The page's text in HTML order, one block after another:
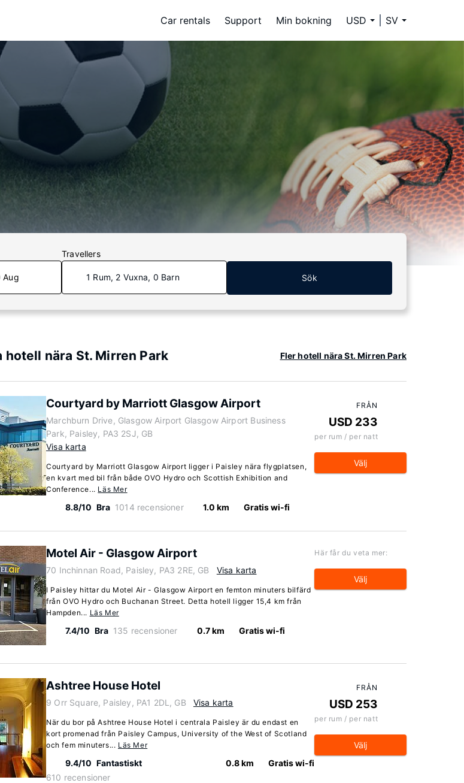
Car rentals Support Min bokning USD SV
Aug
Travellers
1 Rum, 2 Vuxna, 0 Barn Sök
hotell nära St. Mirren Park Fler hotell nära St. Mirren Park
Courtyard by Marriott Glasgow Airport
Marchburn Drive, Glasgow Airport Glasgow Airport Business
Park, Paisley, PA3 2SJ, GB
Visa karta
Courtyard by Marriott Glasgow Airport ligger i Paisley nära flygplatsen,
en kvart med bil från både OVO Hydro och Scottish Exhibition and
Conference... Läs Mer
8.8/10 Bra 1014 recensioner 1.0 km Gratis wi-fi
FRÅN
USD 233
per rum / per natt
Välj
Motel Air - Glasgow Airport
70 Inchinnan Road, Paisley, PA3 2RE, GB Visa karta
I Paisley hittar du Motel Air - Glasgow Airport en femton minuters bilfärd
från OVO Hydro och Buchanan Street. Detta hotell ligger 15,4 km från
Hampden... Läs Mer
7.4/10 Bra 135 recensioner 0.7 km Gratis wi-fi
Här får du veta mer:
Välj
Ashtree House Hotel
9 Orr Square, Paisley, PA1 2DL, GB Visa karta
När du bor på Ashtree House Hotel i centrala Paisley är du endast en
kort promenad från Paisley Campus, University of the West of Scotland
och fem minuters... Läs Mer
9.4/10 Fantastiskt
610 recensioner
0.8 km Gratis wi-fi
FRÅN
USD 253
per rum / per natt
Välj